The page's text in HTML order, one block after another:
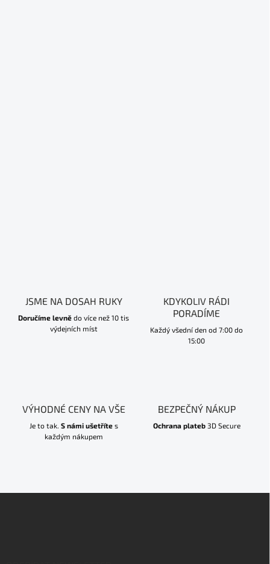
JSME NA DOSAH RUKY
Doručíme levně do více než 10 tis
výdejních míst
KDYKOLIV RÁDI
PORADÍME
Každý všední den od 7:00 do
15:00
VÝHODNÉ CENY NA VŠE
Je to tak. S námi ušetřítes
každým nákupem
BEZPEČNÝ NÁKUP
Ochrana plateb3D Secure